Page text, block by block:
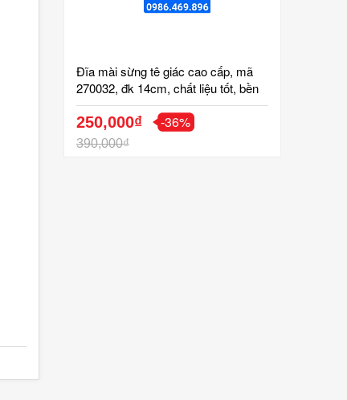
Đĩa mài sừng tê giác cao cấp, mã
270032, đk 14cm, chất liệu tốt, bền
đẹp, độ nhám cao, nguyên liệu lọc
sạch tạp chất, đã kiểm định, gốm
bát tràng tinh vân
250,000₫
390,000₫
-36%